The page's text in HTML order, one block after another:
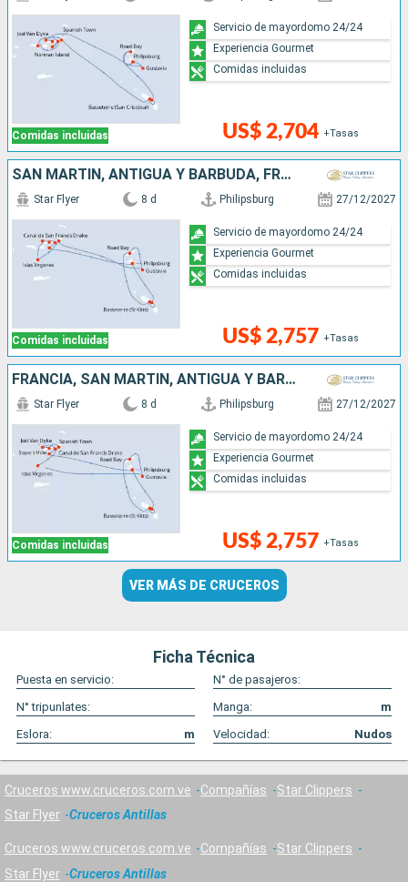
Comidas incluidas US$ 2,704 +Tasas
Servicio de mayordomo 24/24
Experiencia Gourmet
Comidas incluidas
SAN MARTÍN, ANTIGUA Y BARBUDA, FRANCIA,
Comidas incluidas
Star Flyer 8 d Philipsburg 27/12/2027
US$ 2,757 +Tasas
Servicio de mayordomo 24/24
Experiencia Gourmet
Comidas incluidas
FRANCIA, SAN MARTÍN, ANTIGUA Y BARBUDA,
Comidas incluidas
Star Flyer 8 d Philipsburg 27/12/2027
US$ 2,757 +Tasas
Servicio de mayordomo 24/24
Experiencia Gourmet
Comidas incluidas
VER MÁS DE CRUCEROS
Ficha Técnica
Puesta en servicio:
N° de pasajeros:
N° tripunlates:
Manga:
m
Eslora:
m Velocidad: Nudos
Cruceros www.cruceros.com.ve Compañías
Star Clippers
Star Flyer
Cruceros Antillas
Cruceros www.cruceros.com.ve Compañías
Star Clippers
Star Flyer
Cruceros Antillas